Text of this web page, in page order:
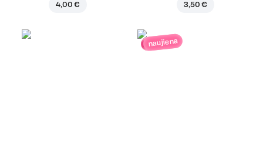
4,00 € 3,50 €
naujiena